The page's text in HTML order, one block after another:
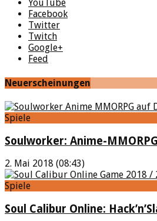
YouTube
Facebook
Twitter
Twitch
Google+
Feed
Neuerscheinungen
Spiele
Soulworker: Anime-MMORPG
2. Mai 2018 (08:43)
Spiele
Soul Calibur Online: